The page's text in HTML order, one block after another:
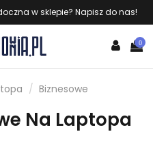
w sklepie? Napisz do nas!
0
Biznesowe
Na Laptopa